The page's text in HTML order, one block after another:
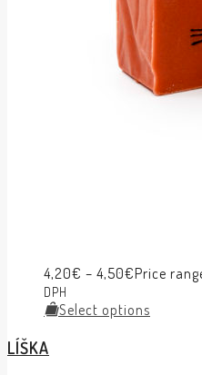
4,20€ – 4,50€Price
DPH
Select options
LÍŠKA